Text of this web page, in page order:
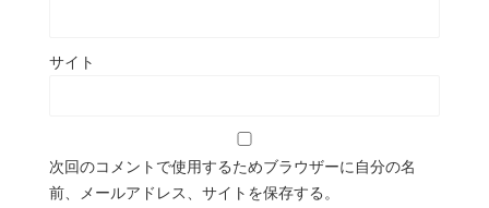
サイト
次回のコメントで使用するためブラウザーに自分の名
前、メールアドレス、サイトを保存する。